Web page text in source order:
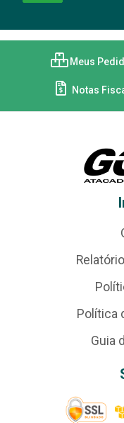
Meus
Notas
Política
Guia